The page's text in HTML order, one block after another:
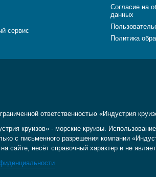
сервис
Согласие на
данных
Политика
ответственностью «Индустрия
круизов» - морские круизы.
с письменного разрешения компании
сайте, несёт справочный характер и не